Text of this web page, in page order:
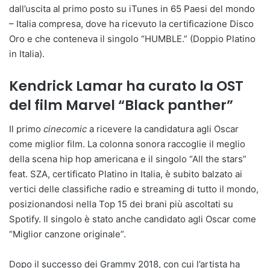
dall’uscita al primo posto su iTunes in 65 Paesi del mondo
– Italia compresa, dove ha ricevuto la certificazione Disco
Oro e che conteneva il singolo “HUMBLE.” (Doppio Platino
in Italia).
Kendrick Lamar ha curato la OST
del film Marvel “Black panther”
Il primo cinecomic a ricevere la candidatura agli Oscar
come miglior film. La colonna sonora raccoglie il meglio
della scena hip hop americana e il singolo “All the stars”
feat. SZA, certificato Platino in Italia, è subito balzato ai
vertici delle classifiche radio e streaming di tutto il mondo,
posizionandosi nella Top 15 dei brani più ascoltati su
Spotify. Il singolo è stato anche candidato agli Oscar come
“Miglior canzone originale”.
Dopo il successo dei Grammy 2018, con cui l’artista ha